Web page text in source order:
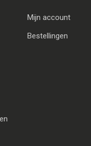
Mijn account
Bestellingen